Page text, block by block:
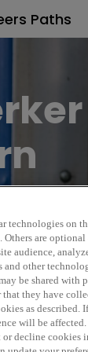
Paths
REF6549L
on
are
audience,
other
be shared with
they have
as described.
will be
or decline